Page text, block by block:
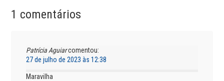
1 comentários
Patrícia Aguiarcomentou:
27 de julho de 2023 às 12:38
Maravilha